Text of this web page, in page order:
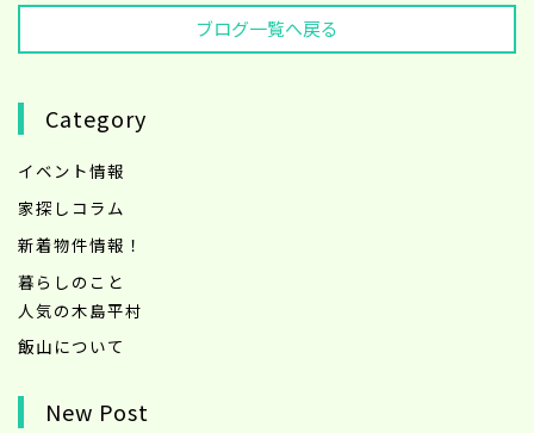
ブログ一覧へ戻る
Category
イベント情報
家探しコラム
新着物件情報！
暮らしのこと
人気の木島平村
飯山について
New Post